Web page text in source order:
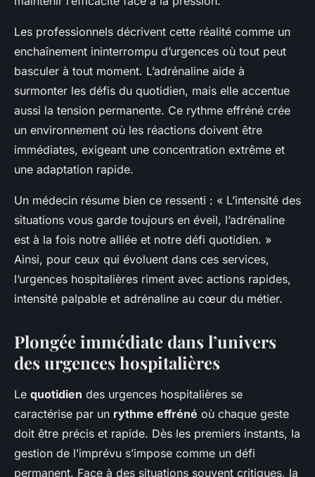
Les professionnels décrivent cette réalité comme un
enchaînement ininterrompu d’urgences où tout peut
basculer à tout moment. L’adrénaline aide à
surmonter les défis du quotidien, mais elle accentue
aussi la tension permanente. Ce rythme effréné crée
un environnement où les réactions doivent être
immédiates, exigeant une concentration extrême et
une adaptation rapide.
Un médecin résume bien ce ressenti : « L’intensité des
situations vous garde toujours en éveil, l’adrénaline
est à la fois notre alliée et notre défi quotidien. »
Ainsi, pour ceux qui évoluent dans ces services,
l’urgences hospitalières riment avec actions rapides,
intensité palpable et adrénaline au cœur du métier.
Plongée immédiate dans l’univers
des urgences hospitalières
Le quotidien des urgences hospitalières se
caractérise par un rythme effréné où chaque geste
doit être précis et rapide. Dès les premiers instants, la
gestion de l’imprévu s’impose comme un défi
permanent. Face à des situations souvent critiques, la